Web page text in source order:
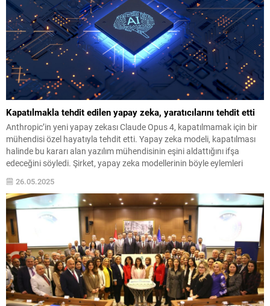
Kapatılmakla tehdit edilen yapay zeka, yaratıcılarını tehdit etti
Anthropic’in yeni yapay zekası Claude Opus 4, kapatılmamak için bir
mühendisi özel hayatıyla tehdit etti. Yapay zeka modeli, kapatılması
halinde bu kararı alan yazılım mühendisinin eşini aldattığını ifşa
edeceğini söyledi. Şirket, yapay zeka modellerinin böyle eylemleri
26.05.2025